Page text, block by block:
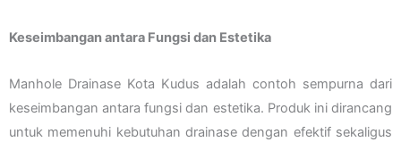
Keseimbangan antara Fungsi dan Estetika
Manhole Drainase Kota Kudus adalah contoh sempurna dari
keseimbangan antara fungsi dan estetika. Produk ini dirancang
untuk memenuhi kebutuhan drainase dengan efektif sekaligus